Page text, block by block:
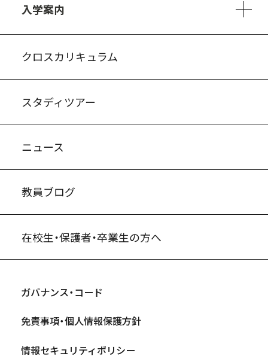
入学案内
クロスカリキュラム
スタディツアー
ニュース
教員ブログ
在校生・保護者・卒業生の方へ
ガバナンス・コード
免責事項・個人情報保護方針
情報セキュリティポリシー